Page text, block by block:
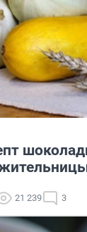
21 239 3